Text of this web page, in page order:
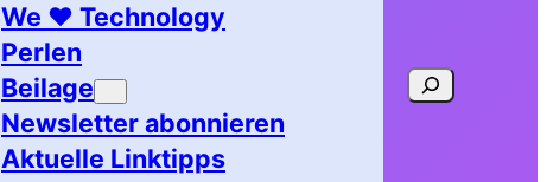
We ♥ Technology
Perlen
Beilage
Newsletter abonnieren
Aktuelle Linktipps
Suchen